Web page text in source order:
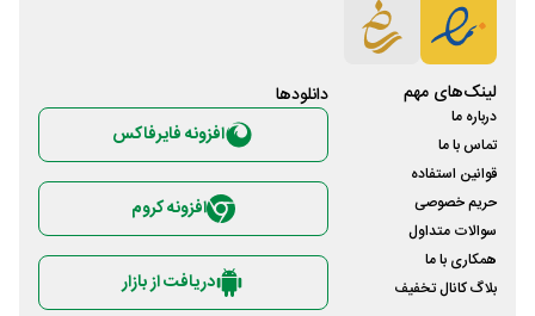
لینک‌های مهم
درباره ما
تماس با ما
قوانین استفاده
حریم خصوصی
سوالات متداول
همکاری با ما
بلاگ کانال تخفیف
دانلود‌ها
افزونه فایرفاکس
افزونه کروم
دریافت از بازار